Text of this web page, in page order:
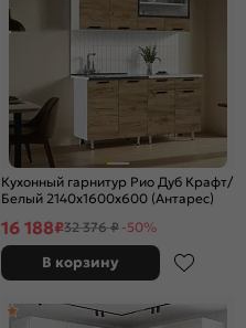
Кухонный гарнитур Рио Дуб Крафт/
Белый 2140x1600x600 (Антарес)
16 188₽32 376 ₽ -50%
В корзину